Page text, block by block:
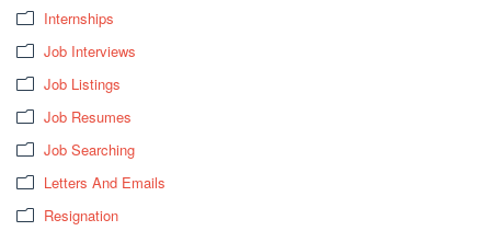
Internships
Job Interviews
Job Listings
Job Resumes
Job Searching
Letters And Emails
Resignation